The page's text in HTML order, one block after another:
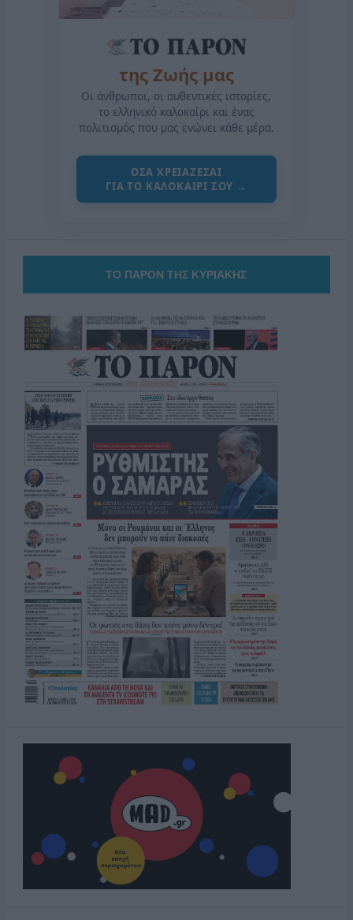
της Ζωής μας
Οι άνθρωποι, οι αυθεντικές ιστορίες,
το ελληνικό καλοκαίρι και ένας
πολιτισμός που μας ενώνει κάθε μέρα.
ΟΣΑ ΧΡΕΙΑΖΕΣΑΙ
ΓΙΑ ΤΟ ΚΑΛΟΚΑΙΡΙ ΣΟΥ →
ΤΟ ΠΑΡΟΝ ΤΗΣ ΚΥΡΙΑΚΗΣ